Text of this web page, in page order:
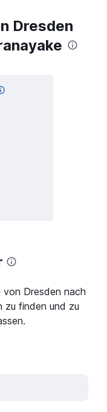
Dresden
von Dresden nach
zu finden und zu